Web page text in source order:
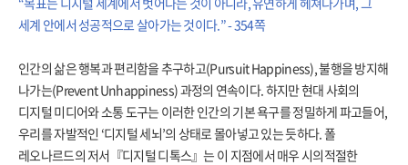
세계 안에서 성공적으로 살아가는 것이다.” - 354쪽
인간의 삶은 행복과 편리함을 추구하고(Pursuit Happiness), 불행을 방지해
나가는(Prevent Unhappiness) 과정의 연속이다. 하지만 현대 사회의
디지털 미디어와 소통 도구는 이러한 인간의 기본 욕구를 정밀하게 파고들어,
우리를 자발적인 ‘디지털 세뇌’의 상태로 몰아넣고 있는 듯하다. 폴
레오나르드의 저서『디지털 디톡스』는 이 지점에서 매우 시의적절한